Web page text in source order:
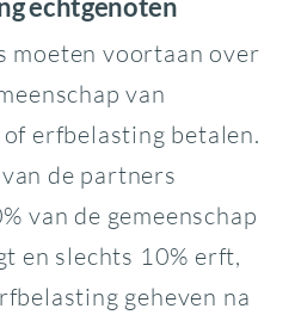
echtgenoten
moeten voortaan over
van
erfbelasting betalen.
de partners
van de gemeenschap
en slechts 10% erft,
geheven na